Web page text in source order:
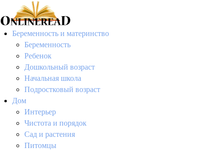
Беременность и материнство
Беременность
Ребенок
Дошкольный возраст
Начальная школа
Подростковый возраст
Дом
Интерьер
Чистота и порядок
Сад и растения
Питомцы